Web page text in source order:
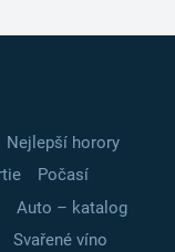
Nejlepší horory
Počasí
Auto – katalog
Svařené víno